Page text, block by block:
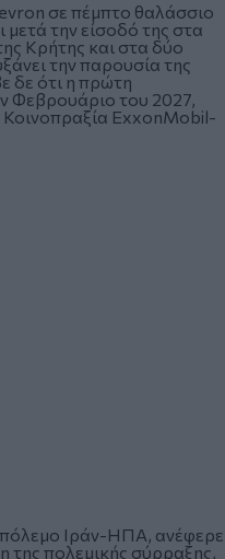
σε πέμπτο θαλάσσιο
την είσοδό της στα
Κρήτης και στα δύο
την παρουσία της
δε ότι η πρώτη
Φεβρουάριο του 2027,
Κοινοπραξία ExxonMobil-
πόλεμο Ιράν-ΗΠΑ, ανέφερε
της πολεμικής σύρραξης,